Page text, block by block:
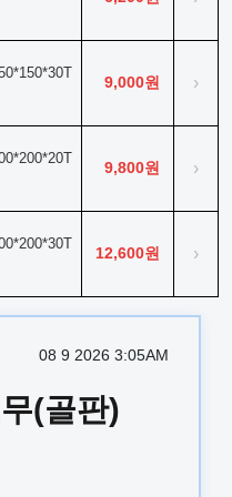
9,000원 ›
9,800원 ›
12,600원 ›
08 9 2026 3:05AM
(골판)